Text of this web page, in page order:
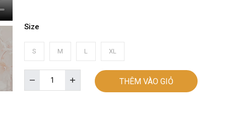
S M L XL
THÊM VÀO GIỎ
Size